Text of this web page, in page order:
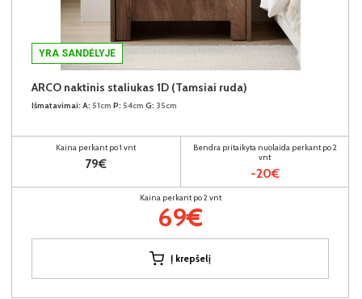
YRA SANDĖLYJE
ARCO naktinis staliukas 1D (Tamsiai ruda)
Išmatavimai: A: 51cm P: 54cm G: 35cm
Kaina perkant po 1 vnt
79€
Bendra pritaikyta nuolaida perkant po 2
vnt
-20€
Kaina perkant po 2 vnt
69€
Į krepšelį